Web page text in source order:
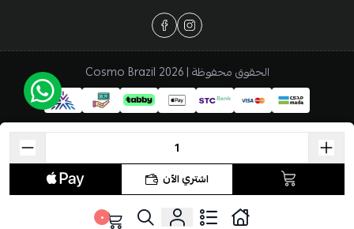
اشتري الآن
الحقوق محفوظة | 2026 Cosmo Brazil
٠